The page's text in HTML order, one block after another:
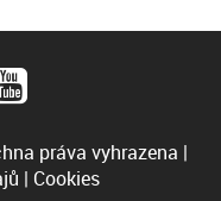
práva vyhrazena |
| Cookies